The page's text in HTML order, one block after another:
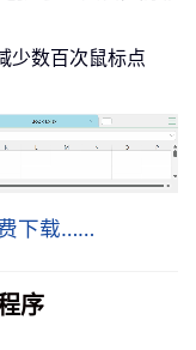
少数百次鼠标点
下载……
序